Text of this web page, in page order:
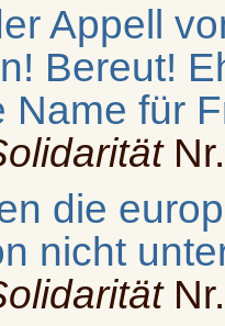
Appell
Bereut!
Name für
die
nicht